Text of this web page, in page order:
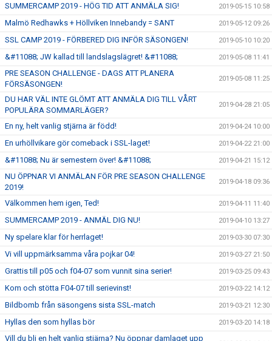
SUMMERCAMP 2019 - HÖG TID ATT ANMÄLA SIG! 2019-05-15 10:58
Malmö Redhawks + Höllviken Innebandy = SANT 2019-05-12 09:26
SSL CAMP 2019 - FÖRBERED DIG INFÖR SÄSONGEN! 2019-05-10 10:20
&#11088; JW kallad till landslagslägret! &#11088; 2019-05-08 11:41
PRE SEASON CHALLENGE - DAGS ATT PLANERA
FÖRSÄSONGEN!
2019-05-08 11:25
DU HAR VÄL INTE GLÖMT ATT ANMÄLA DIG TILL VÅRT
POPULÄRA SOMMARLÄGER?
2019-04-28 21:05
En ny, helt vanlig stjärna är född! 2019-04-24 10:00
En urhöllvikare gör comeback i SSL-laget! 2019-04-22 21:00
&#11088; Nu är semestern över! &#11088; 2019-04-21 15:12
NU ÖPPNAR VI ANMÄLAN FÖR PRE SEASON CHALLENGE
2019!
2019-04-18 09:36
Välkommen hem igen, Ted! 2019-04-11 11:40
SUMMERCAMP 2019 - ANMÄL DIG NU! 2019-04-10 13:27
Ny spelare klar för herrlaget! 2019-03-30 07:30
Vi vill uppmärksamma våra pojkar 04! 2019-03-27 21:50
Grattis till p05 och f04-07 som vunnit sina serier! 2019-03-25 09:43
Kom och stötta F04-07 till serievinst! 2019-03-22 14:12
Bildbomb från säsongens sista SSL-match 2019-03-21 12:30
Hyllas den som hyllas bör 2019-03-20 14:18
Vill du bli en helt vanlig stjärna? Nu öppnar damlaget upp